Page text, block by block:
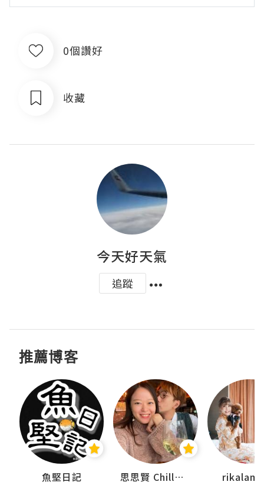
0個讚好
收藏
今天好天氣
追蹤
推薦博客
魚堅日記 思思賢 ChillMyBabe